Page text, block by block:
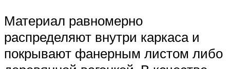
Материал равномерно
распределяют внутри каркаса и
покрывают фанерным листом либо